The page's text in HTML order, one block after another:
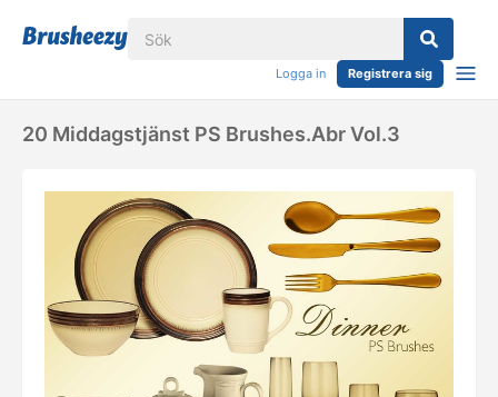
Logga in Registrera sig
20 Middagstjänst PS Brushes.abr Vol.3